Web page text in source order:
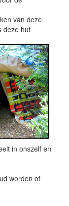
van deze
deze hut
in onszelf en
worden of